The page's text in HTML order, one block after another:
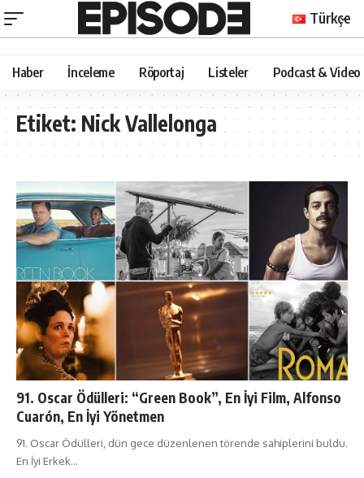
Türkçe
Haber İnceleme Röportaj Listeler Podcast & Video
Etiket:Nick Vallelonga
91. Oscar Ödülleri: “Green Book”, En İyi Film, Alfonso
Cuarón, En İyi Yönetmen
91. Oscar Ödülleri, dün gece düzenlenen törende sahiplerini buldu.
En İyi Erkek…